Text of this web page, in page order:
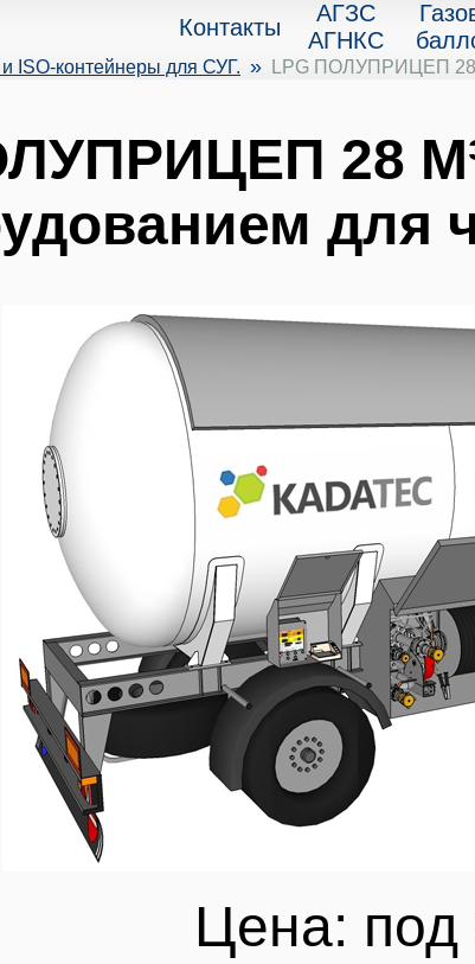
Контакты
АГЗС
АГНКС
ISO-контейнеры для СУГ. » LPG ПОЛУПРИЦЕП 28
28
для
Цена: под